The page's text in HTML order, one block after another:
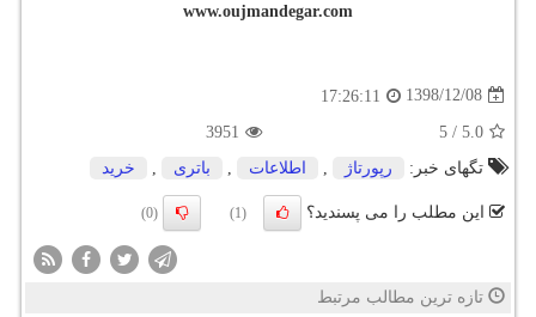
www.oujmandegar.com
1398/12/08
17:26:11
5.0
/
5
3951
تگهای خبر:
رپورتاژ اطلاعات باتری خرید
این مطلب را می پسندید؟ (1)
(0)
تازه ترین مطالب مرتبط